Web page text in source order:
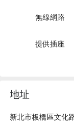
Dif 時尚美學｜采
無線網路
提供插座
地址
新北市板橋區文化